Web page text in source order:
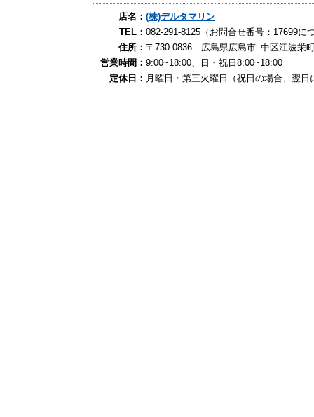
店名：(株)デルタマリン
TEL：082-291-8125（お問合せ番号：17699に
住所：〒730-0836 広島県広島市 中区江波栄
営業時間：9:00~18:00、日・祝日8:00~18:00
定休日： 月曜日・第三火曜日（祝日の場合、翌